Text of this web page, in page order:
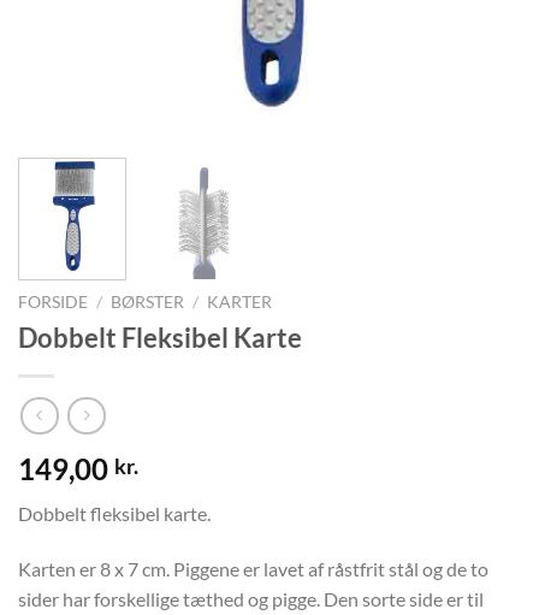
FORSIDE / BØRSTER / KARTER
Dobbelt Fleksibel Karte
149,00 kr.
Dobbelt fleksibel karte.
Karten er 8 x 7 cm. Piggene er lavet af råstfrit stål og de to
sider har forskellige tæthed og pigge. Den sorte side er til